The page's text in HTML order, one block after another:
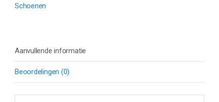
Schoenen
Aanvullende informatie
Beoordelingen (0)